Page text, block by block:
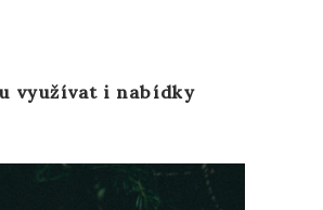
využívat i nabídky